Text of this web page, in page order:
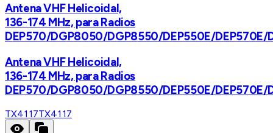
Antena VHF Helicoidal,
136-174 MHz, para Radios
DEP570/DGP8050/DGP8550/DEP550E/DEP570E/
Antena VHF Helicoidal,
136-174 MHz, para Radios
DEP570/DGP8050/DGP8550/DEP550E/DEP570E/
TX4117TX4117